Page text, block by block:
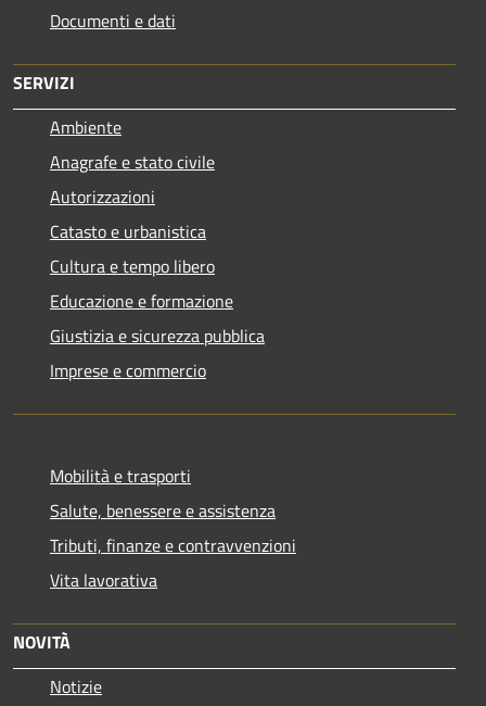
Documenti e dati
SERVIZI
Ambiente
Anagrafe e stato civile
Autorizzazioni
Catasto e urbanistica
Cultura e tempo libero
Educazione e formazione
Giustizia e sicurezza pubblica
Imprese e commercio
Mobilità e trasporti
Salute, benessere e assistenza
Tributi, finanze e contravvenzioni
Vita lavorativa
NOVITÀ
Notizie